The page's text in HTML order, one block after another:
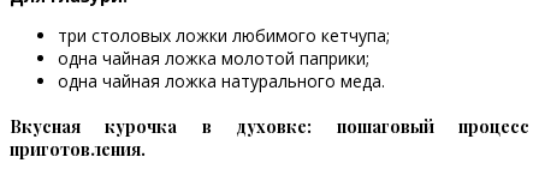
три столовых ложки любимого кетчупа;
одна чайная ложка молотой паприки;
одна чайная ложка натурального меда.
Вкусная курочка в духовке: пошаговый процесс
приготовления.